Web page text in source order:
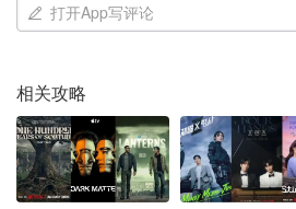
打开App写评论
相关攻略